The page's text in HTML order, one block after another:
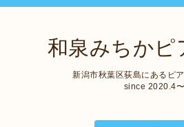
和泉みちかピ
新潟市秋葉区荻島にあるピア
since 2020.4〜